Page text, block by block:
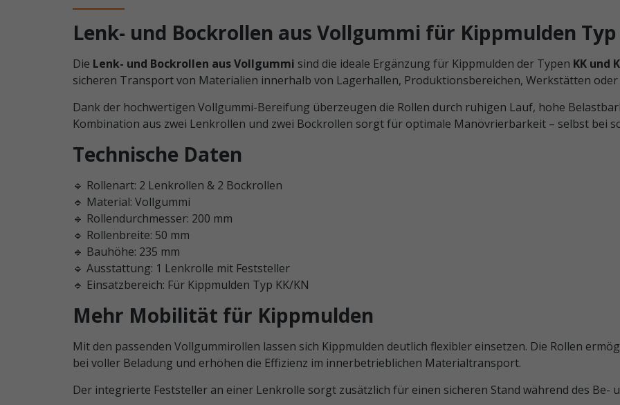
Lenk- und Bockrollen aus Vollgummi für Kippmulden
Die Lenk- und Bockrollen aus Vollgummi sind die ideale Ergänzung für Kippmulden der Typen KK und
sicheren Transport von Materialien innerhalb von Lagerhallen, Produktionsbereichen, Werkstätten oder
Dank der hochwertigen Vollgummi-Bereifung überzeugen die Rollen durch ruhigen Lauf, hohe
Kombination aus zwei Lenkrollen und zwei Bockrollen sorgt für optimale Manövrierbarkeit – selbst bei
Technische Daten
🔹 Rollenart: 2 Lenkrollen & 2 Bockrollen
🔹 Material: Vollgummi
🔹 Rollendurchmesser: 200 mm
🔹 Rollenbreite: 50 mm
🔹 Bauhöhe: 235 mm
🔹 Ausstattung: 1 Lenkrolle mit Feststeller
🔹 Einsatzbereich: Für Kippmulden Typ KK/KN
Mehr Mobilität für Kippmulden
Mit den passenden Vollgummirollen lassen sich Kippmulden deutlich flexibler einsetzen. Die Rollen
bei voller Beladung und erhöhen die Effizienz im innerbetrieblichen Materialtransport.
Der integrierte Feststeller an einer Lenkrolle sorgt zusätzlich für einen sicheren Stand während des Be-